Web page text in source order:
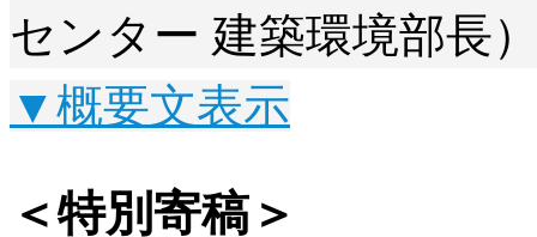
センター 建築環境部長
▼概要文表示
＜特別寄稿＞